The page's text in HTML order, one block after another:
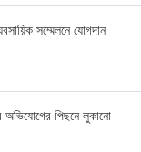
সম্মেলনে যোগদান
অভিযোগের পিছনে লুকানো